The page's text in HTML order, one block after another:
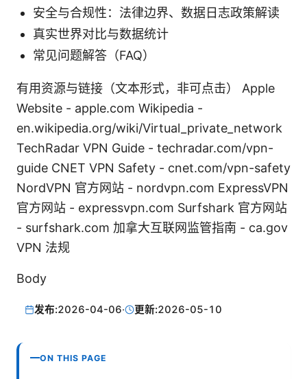
安全与合规性：法律边界、数据日志政策解读
真实世界对比与数据统计
常见问题解答（FAQ）
有用资源与链接（文本形式，非可点击） Apple
Website - apple.com Wikipedia -
en.wikipedia.org/wiki/Virtual_private_network
TechRadar VPN Guide - techradar.com/vpn-
guide CNET VPN Safety - cnet.com/vpn-safety
NordVPN 官方网站 - nordvpn.com ExpressVPN
官方网站 - expressvpn.com Surfshark 官方网站
- surfshark.com 加拿大互联网监管指南 - ca.gov
VPN 法规
Body
发布:2026-04-06· 更新:2026-05-10
ON THIS PAGE